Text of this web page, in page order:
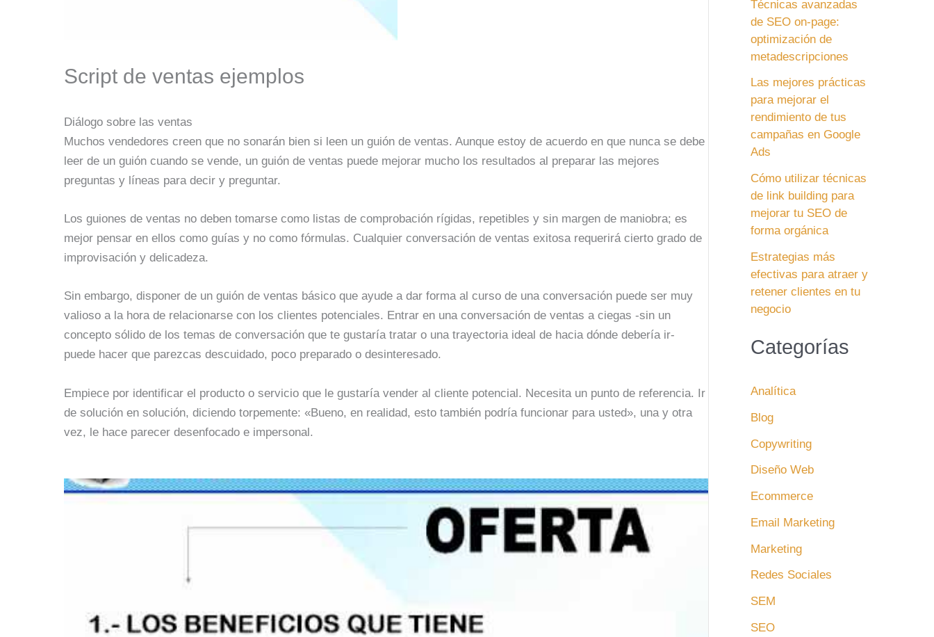
Script de ventas ejemplos
Diálogo sobre las ventas
Muchos vendedores creen que no sonarán bien si leen un guión de ventas. Aunque estoy de acuerdo en que nunca se debe
leer de un guión cuando se vende, un guión de ventas puede mejorar mucho los resultados al preparar las mejores
preguntas y líneas para decir y preguntar.
Los guiones de ventas no deben tomarse como listas de comprobación rígidas, repetibles y sin margen de maniobra; es
mejor pensar en ellos como guías y no como fórmulas. Cualquier conversación de ventas exitosa requerirá cierto grado de
improvisación y delicadeza.
Sin embargo, disponer de un guión de ventas básico que ayude a dar forma al curso de una conversación puede ser muy
valioso a la hora de relacionarse con los clientes potenciales. Entrar en una conversación de ventas a ciegas -sin un
concepto sólido de los temas de conversación que te gustaría tratar o una trayectoria ideal de hacia dónde debería ir-
puede hacer que parezcas descuidado, poco preparado o desinteresado.
Empiece por identificar el producto o servicio que le gustaría vender al cliente potencial. Necesita un punto de referencia. Ir
de solución en solución, diciendo torpemente: «Bueno, en realidad, esto también podría funcionar para usted», una y otra
vez, le hace parecer desenfocado e impersonal.
Técnicas avanzadas
de SEO on-page:
optimización de
metadescripciones
Las mejores prácticas
para mejorar el
rendimiento de tus
campañas en Google
Ads
Cómo utilizar técnicas
de link building para
mejorar tu SEO de
forma orgánica
Estrategias más
efectivas para atraer y
retener clientes en tu
negocio
Categorías
Analítica
Blog
Copywriting
Diseño Web
Ecommerce
Email Marketing
Marketing
Redes Sociales
SEM
SEO